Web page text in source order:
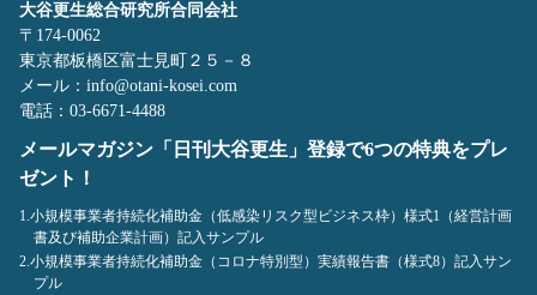
大谷更生総合研究所合同会社
〒174-0062
東京都板橋区富士見町２５－８
メール：info@otani-kosei.com
電話：03-6671-4488
メールマガジン「日刊大谷更生」登録で6つの特典をプレ
ゼント！
1.小規模事業者持続化補助金（低感染リスク型ビジネス枠）様式1（経営計画
書及び補助企業計画）記入サンプル
2.小規模事業者持続化補助金（コロナ特別型）実績報告書（様式8）記入サン
プル